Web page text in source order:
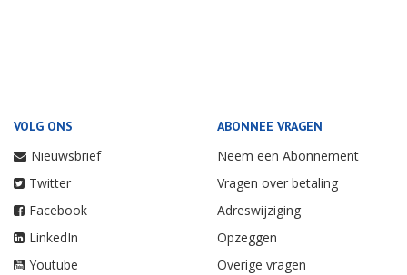
VOLG ONS
Nieuwsbrief
Twitter
Facebook
LinkedIn
Youtube
ABONNEE VRAGEN
Neem een Abonnement
Vragen over betaling
Adreswijziging
Opzeggen
Overige vragen